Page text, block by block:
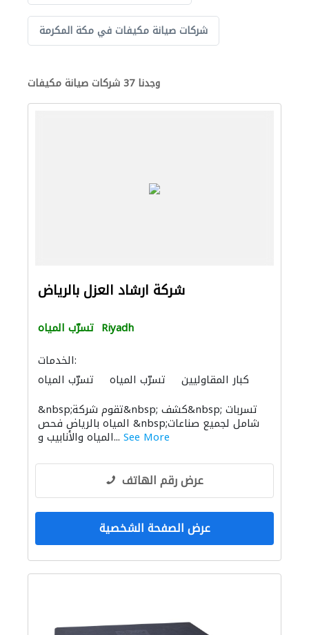
شركات صيانة مكيفات في مكة المكرمة
وجدنا 37 شركات صيانة مكيفات
شركة ارشاد العزل بالرياض
تسرّب المياه Riyadh
الخدمات:
تسرّب المياه
تسرّب المياه كبار المقاوليين
صيانة المباني
&nbsp;تقوم شركة&nbsp; كشف&nbsp; تسربات
المياه بالرياض فحص &nbsp;شامل لجميع صناعات
المياه والأنابيب و... See More
عرض رقم الهاتف
عرض الصفحة الشخصية